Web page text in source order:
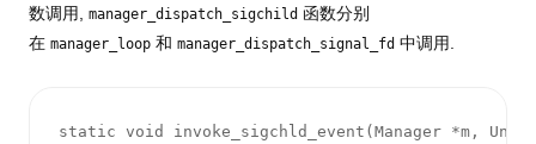
数调用, manager_dispatch_sigchild 函数分别
在 manager_loop 和 manager_dispatch_signal_fd 中调用.
static void invoke_sigchld_event(Manager *m,